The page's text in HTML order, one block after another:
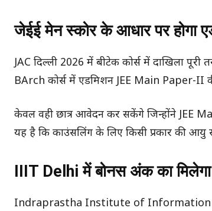
जेईई मेन स्कोर के आधार पर होगा
JAC दिल्ली 2026 में बीटेक कोर्स में दाखिला
BArch कोर्स में एडमिशन JEE Main Paper-II
केवल वही छात्र आवेदन कर सकेंगे जिन्होंने JEE
यह है कि काउंसलिंग के लिए किसी प्रकार की आयु
IIIT Delhi में बोनस अंक का मिलेगा
Indraprastha Institute of Information